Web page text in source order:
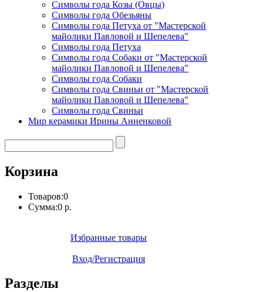
Символы года Козы (Овцы)
Символы года Обезьяны
Символы года Петуха от "Мастерской
майолики Павловой и Шепелева"
Символы года Петуха
Символы года Собаки от "Мастерской
майолики Павловой и Шепелева"
Символы года Собаки
Символы года Свиньи от "Мастерской
майолики Павловой и Шепелева"
Символы года Свиньи
Мир керамики Ирины Анненковой
Корзина
Товаров:0
Сумма:0 р.
Избранные товары
Вход/Регистрация
Разделы